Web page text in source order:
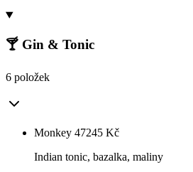
🍸 Gin & Tonic
6 položek
Monkey 47245 Kč
Indian tonic, bazalka, maliny